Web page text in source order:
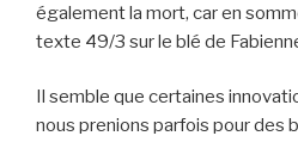
également la mort, car en
texte 49/3 sur le blé de
Il semble que certaines
nous prenions parfois pour des